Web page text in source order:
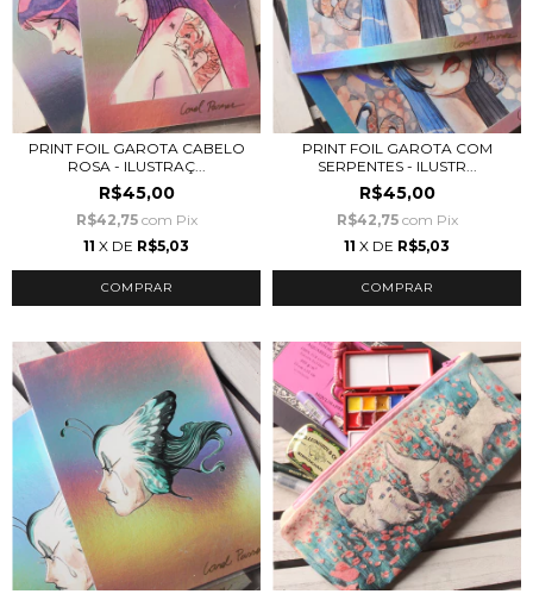
PRINT FOIL GAROTA CABELO
ROSA - ILUSTRAÇ...
R$45,00
R$42,75 com Pix
11 X DE R$5,03
PRINT FOIL GAROTA COM
SERPENTES - ILUSTR...
R$45,00
R$42,75 com Pix
11 X DE R$5,03